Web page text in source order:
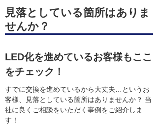
見落としている箇所はありま
せんか？
LED化を進めているお客様もここ
をチェック！
すでに交換を進めているから大丈夫…というお
客様、見落としている箇所はありませんか？ 当
社に良くご相談をいただく事例をご紹介しま
す！